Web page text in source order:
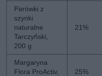
Parówki z
szynki
naturalne
Tarczyński,
200 g
21%
Margaryna
Flora ProActiv,
25%